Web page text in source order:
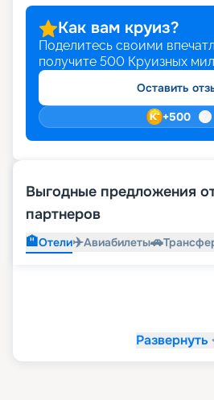
Как вам круиз?
Поделитесь своими
получите 500 Круизных
Оставить
+500
Выгодные предложения
партнеров
🏨Отели✈️Авиабилеты🚗
Развернуть